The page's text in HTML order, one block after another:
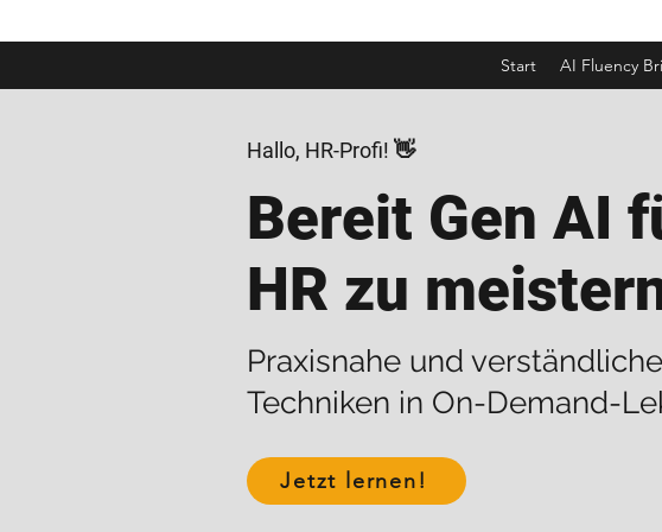
Start AI Fluency
Hallo, HR-Profi! 👋
Bereit Gen AI
HR zu
Praxisnahe und verständliche
Techniken in On-Demand-
Jetzt lernen!